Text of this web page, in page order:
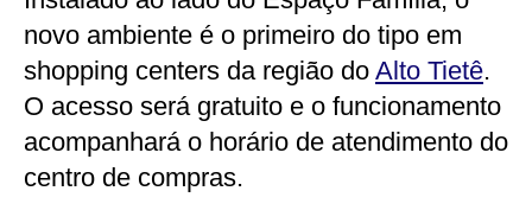
novo ambiente é o primeiro do tipo em
shopping centers da região do Alto Tietê.
O acesso será gratuito e o funcionamento
acompanhará o horário de atendimento do
centro de compras.